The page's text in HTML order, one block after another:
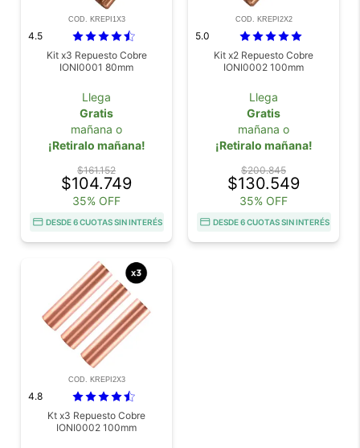
COD. KREPI1X3
4.5
Kit x3 Repuesto Cobre
IONI0001 80mm
Llega
Gratis
mañana o
¡Retiralo mañana!
$161.152
$104.749
35% OFF
DESDE 6 CUOTAS SIN INTERÉS
COD. KREPI2X2
5.0
Kit x2 Repuesto Cobre
IONI0002 100mm
Llega
Gratis
mañana o
¡Retiralo mañana!
$200.845
$130.549
35% OFF
DESDE 6 CUOTAS SIN INTERÉS
COD. KREPI2X3
4.8
Kt x3 Repuesto Cobre
IONI0002 100mm